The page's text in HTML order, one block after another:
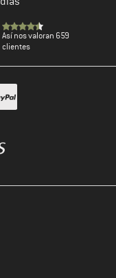
Así nos valoran 659
clientes